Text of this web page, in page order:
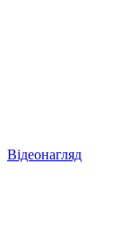
Відеонагляд